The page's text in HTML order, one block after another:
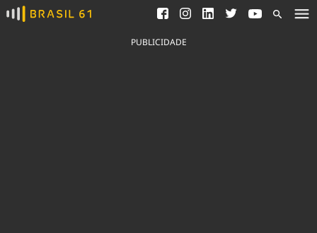
Ver todas as notícias
Saneamento
Indicadores
PUBLICIDADE